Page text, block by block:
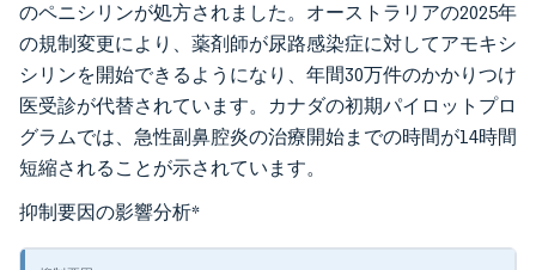
のペニシリンが処方されました。オーストラリアの2025年
の規制変更により、薬剤師が尿路感染症に対してアモキシ
シリンを開始できるようになり、年間30万件のかかりつけ
医受診が代替されています。カナダの初期パイロットプロ
グラムでは、急性副鼻腔炎の治療開始までの時間が14時間
短縮されることが示されています。
抑制要因の影響分析*